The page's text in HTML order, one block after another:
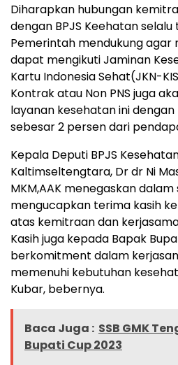
Diharapkan hubungan
dengan BPJS Keehatan
Pemerintah mendukung
dapat mengikuti Jaminan
Kartu Indonesia Sehat(JKN-
Kontrak atau Non PNS juga
layanan kesehatan ini
sebesar 2 persen dari
Kepala Deputi BPJS
Kaltimseltengtara, Dr dr Ni
MKM,AAK menegaskan
mengucapkan terima kasih
atas kemitraan dan
Kasih juga kepada Bapak
berkomitment dalam
memenuhi kebutuhan
Kubar, bebernya.
Baca Juga : SSB GMK
Bupati Cup 2023